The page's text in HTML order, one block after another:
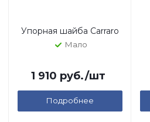
Упорная шайба Carraro
Мало
1 910 руб./шт
Подробнее